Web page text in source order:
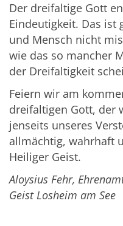
Der dreifaltige Gott
Eindeutigkeit. Das ist
und Mensch nicht
wie das so mancher
der Dreifaltigkeit
Feiern wir am
dreifaltigen Gott, der
jenseits unseres
allmächtig, wahrhaft
Heiliger Geist.
Aloysius Fehr,
Geist Losheim am See